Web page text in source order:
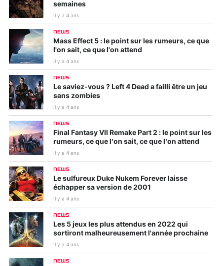
semaines
Il y a 4 ans
NEWS
Mass Effect 5 : le point sur les rumeurs, ce que
l'on sait, ce que l'on attend
Il y a 4 ans
NEWS
Le saviez-vous ? Left 4 Dead a failli être un jeu
sans zombies
Il y a 4 ans
NEWS
Final Fantasy VII Remake Part 2 : le point sur les
rumeurs, ce que l’on sait, ce que l’on attend
Il y a 4 ans
NEWS
Le sulfureux Duke Nukem Forever laisse
échapper sa version de 2001
Il y a 4 ans
NEWS
Les 5 jeux les plus attendus en 2022 qui
sortiront malheureusement l'année prochaine
Il y a 4 ans
NEWS